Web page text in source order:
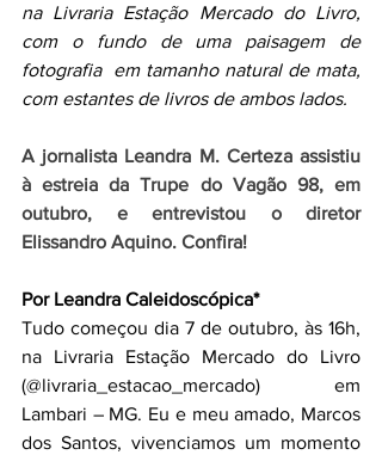
na Livraria Estação Mercado do Livro,
com o fundo de uma paisagem de
fotografia  em tamanho natural de mata,
com estantes de livros de ambos lados.
A jornalista Leandra M. Certeza assistiu
à estreia da Trupe do Vagão 98, em
outubro, e entrevistou o diretor
Elissandro Aquino. Confira!
Por Leandra Caleidoscópica*
Tudo começou dia 7 de outubro, às 16h,
na Livraria Estação Mercado do Livro
(@livraria_estacao_mercado) em
Lambari – MG. Eu e meu amado, Marcos
dos Santos, vivenciamos um momento